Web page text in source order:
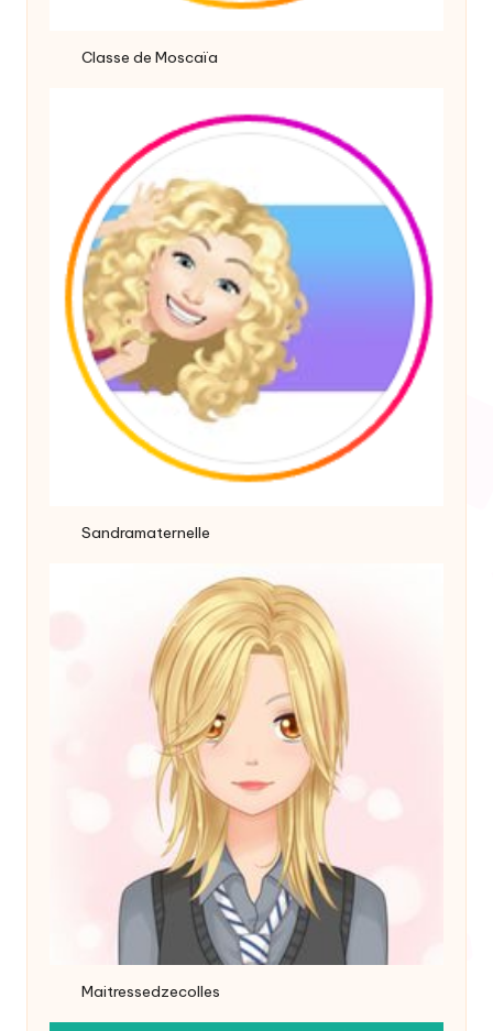
Classe de Moscaïa
Sandramaternelle
Maitressedzecolles